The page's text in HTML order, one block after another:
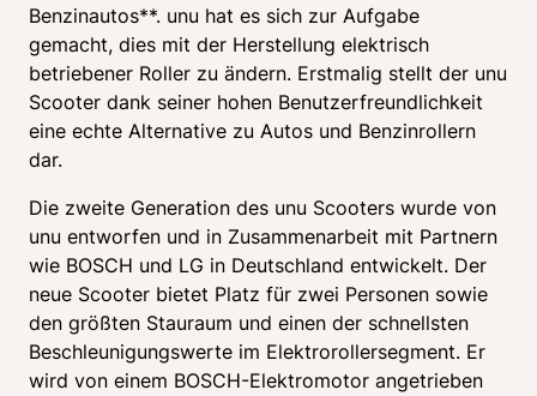
Benzinautos**. unu hat es sich zur Aufgabe
gemacht, dies mit der Herstellung elektrisch
betriebener Roller zu ändern. Erstmalig stellt der unu
Scooter dank seiner hohen Benutzerfreundlichkeit
eine echte Alternative zu Autos und Benzinrollern
dar.
Die zweite Generation des unu Scooters wurde von
unu entworfen und in Zusammenarbeit mit Partnern
wie BOSCH und LG in Deutschland entwickelt. Der
neue Scooter bietet Platz für zwei Personen sowie
den größten Stauraum und einen der schnellsten
Beschleunigungswerte im Elektrorollersegment. Er
wird von einem BOSCH-Elektromotor angetrieben